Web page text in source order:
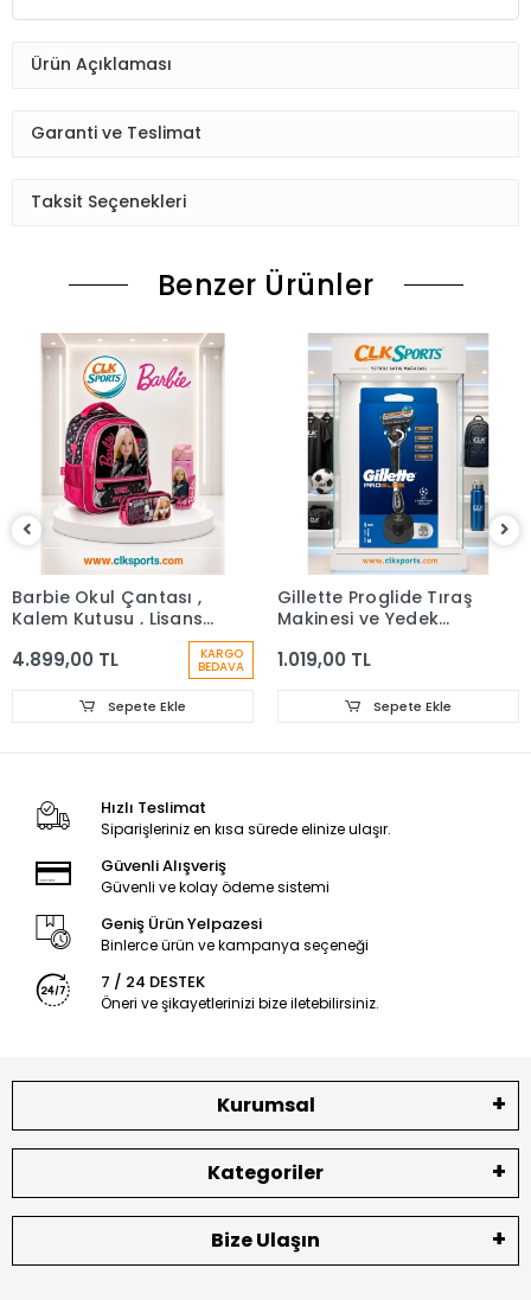
Ürün Açıklaması
Garanti ve Teslimat
Taksit Seçenekleri
Benzer Ürünler
Barbie Okul Çantası ,
Kalem Kutusu , Lisanslı
4.899,00 TL KARGO
BEDAVA
Sepete Ekle
Gillette Proglide Tıraş
Makinesi ve Yedek
Bıçağı Standı
1.019,00 TL
Sepete Ekle
Hızlı Teslimat
Siparişleriniz en kısa sürede elinize ulaşır.
Güvenli Alışveriş
Güvenli ve kolay ödeme sistemi
Geniş Ürün Yelpazesi
Binlerce ürün ve kampanya seçeneği
7 / 24 DESTEK
Öneri ve şikayetlerinizi bize iletebilirsiniz.
Kurumsal
Kategoriler
Bize Ulaşın